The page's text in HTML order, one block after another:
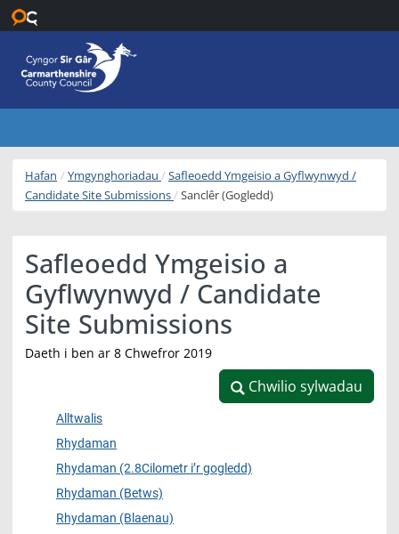
Hafan Ymgynghoriadau
Safleoedd Ymgeisio a Gyflwynwyd /
Candidate Site Submissions
Sanclêr (Gogledd)
Safleoedd Ymgeisio a
Gyflwynwyd / Candidate
Site Submissions
Daeth i ben ar 8 Chwefror 2019
Chwilio sylwadau
Chwilio sylwadau
Alltwalis
Rhydaman
Rhydaman (2.8Cilometr i’r gogledd)
Rhydaman (Betws)
Rhydaman (Blaenau)